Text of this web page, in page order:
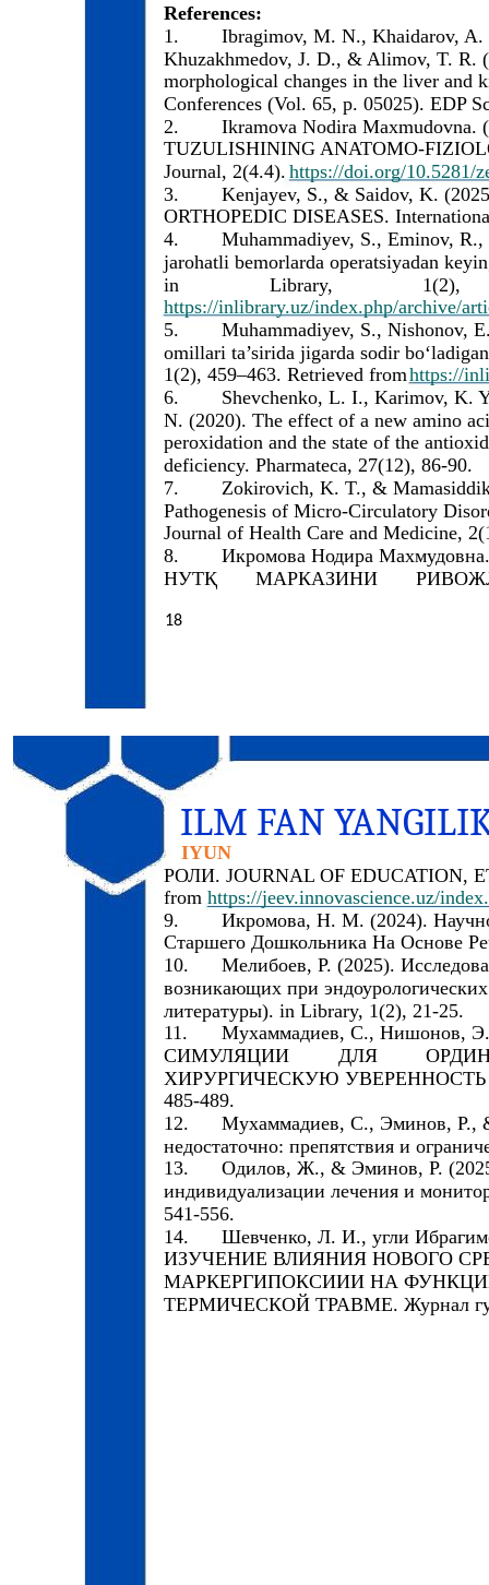
18
References:
1.
Ibragimov, M. N., Khaidarov,
Khuzakhmedov, J. D., & Alimov, T. R.
morphological changes in the liver and
Conferences (Vol. 65, p. 05025). EDP
2.
Ikramova Nodira
TUZULISHINING ANATOMO-
Journal, 2(4.4). https://doi.org/10.5281/
3.
Kenjayev, S., & Saidov, K.
ORTHOPEDIC DISEASES.
4.
Muhammadiyev, S., Eminov,
jarohatli bemorlarda operatsiyadan
in
Library,
1(2),
https://inlibrary.uz/index.php/archive/
5.
Muhammadiyev, S., Nishonov,
omillari ta’sirida jigarda sodir
1(2), 459–463. Retrieved fromhttps://
6.
Shevchenko, L. I., Karimov, K.
N. (2020). The effect of a new amino
peroxidation and the state of the
deficiency. Pharmateca, 27(12), 86-90.
7.
Zokirovich, K. T., &
Pathogenesis of Micro-Circulatory
Journal of Health Care and Medicine,
8.
Икромова Нодира
НУТҚ
МАРКАЗИНИ
ILM FAN
IYUN
РОЛИ. JOURNAL OF EDUCATION,
from https://jeev.innovascience.uz/
9.
Икромова, Н. М. (2024).
Старшего Дошкольника На Основе
10.
Мелибоев, Р. (2025).
возникающих при
литературы). in Library, 1(2), 21-25.
11.
Мухаммадиев, С., Нишонов,
СИМУЛЯЦИИ
ДЛЯ
ХИРУРГИЧЕСКУЮ УВЕРЕННОСТЬ
485-489.
12.
Мухаммадиев, С., Эминов, Р.,
недостаточно: препятствия и
13.
Одилов, Ж., & Эминов, Р.
индивидуализации лечения и
541-556.
14.
Шевченко, Л. И., угли
ИЗУЧЕНИЕ ВЛИЯНИЯ НОВОГО
МАРКЕРГИПОКСИИИ НА
ТЕРМИЧЕСКОЙ ТРАВМЕ. Журнал